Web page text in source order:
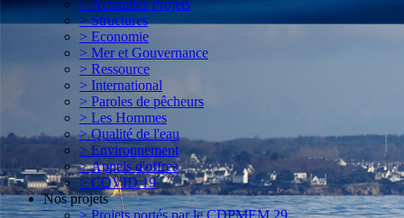
> Actualités Projets
> Structures
> Economie
> Mer et Gouvernance
> Ressource
> International
> Paroles de pêcheurs
> Les Hommes
> Qualité de l'eau
> Environnement
> Appels d'offres
> COVID 19
Nos projets
> Projets portés par le CDPMEM 29